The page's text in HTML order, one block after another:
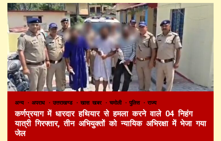
अन्य अपराध उत्तराखण्ड खास खबर चमोली पुलिस राज्य
कर्णप्रयाग में धारदार हथियार से हमला करने वाले 04 निहंग
यात्री गिरफ्तार, तीन अभियुक्तों को न्यायिक अभिरक्षा में भेजा गया
जेल